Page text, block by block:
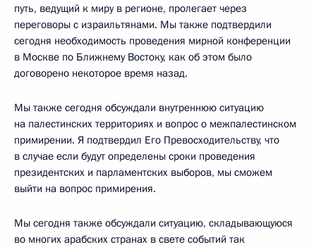
путь, ведущий к миру в регионе, пролегает через
переговоры с израильтянами. Мы также подтвердили
сегодня необходимость проведения мирной конференции
в Москве по Ближнему Востоку, как об этом было
договорено некоторое время назад.
Мы также сегодня обсуждали внутреннюю ситуацию
на палестинских территориях и вопрос о межпалестинском
примирении. Я подтвердил Его Превосходительству, что
в случае если будут определены сроки проведения
президентских и парламентских выборов, мы сможем
выйти на вопрос примирения.
Мы сегодня также обсуждали ситуацию, складывающуюся
во многих арабских странах в свете событий так